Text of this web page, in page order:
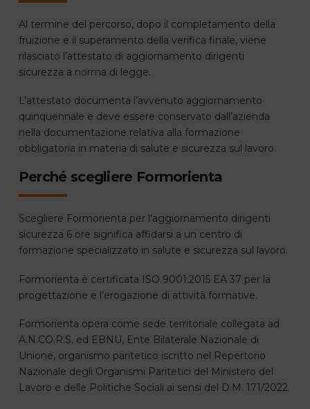
Al termine del percorso, dopo il completamento della
fruizione e il superamento della verifica finale, viene
rilasciato l’attestato di aggiornamento dirigenti
sicurezza a norma di legge.
L’attestato documenta l’avvenuto aggiornamento
quinquennale e deve essere conservato dall’azienda
nella documentazione relativa alla formazione
obbligatoria in materia di salute e sicurezza sul lavoro.
Perché scegliere Formorienta
Scegliere Formorienta per l’aggiornamento dirigenti
sicurezza 6 ore significa affidarsi a un centro di
formazione specializzato in salute e sicurezza sul lavoro.
Formorienta è certificata ISO 9001:2015 EA 37 per la
progettazione e l’erogazione di attività formative.
Formorienta opera come sede territoriale collegata ad
A.N.CO.R.S. ed EBNU, Ente Bilaterale Nazionale di
Unione, organismo paritetico iscritto nel Repertorio
Nazionale degli Organismi Paritetici del Ministero del
Lavoro e delle Politiche Sociali ai sensi del D.M. 171/2022.